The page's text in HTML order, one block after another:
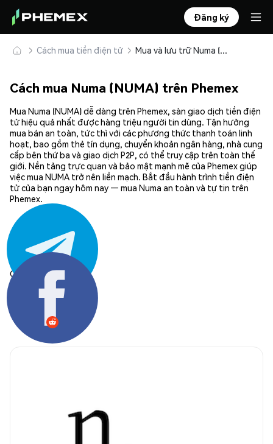
Đăng ký
Cách mua tiền điện tử Mua và lưu trữ Numa (NUMA) an toàn
Cách mua Numa (NUMA) trên Phemex
Mua Numa (NUMA) dễ dàng trên Phemex, sàn giao dịch tiền điện
tử hiệu quả nhất được hàng triệu người tin dùng. Tận hưởng
mua bán an toàn, tức thì với các phương thức thanh toán linh
hoạt, bao gồm thẻ tín dụng, chuyển khoản ngân hàng, nhà cung
cấp bên thứ ba và giao dịch P2P, có thể truy cập trên toàn thế
giới. Nền tảng trực quan và bảo mật mạnh mẽ của Phemex giúp
việc mua NUMA trở nên liền mạch. Bắt đầu hành trình tiền điện
tử của bạn ngay hôm nay — mua Numa an toàn và tự tin trên
Phemex.
Chia sẻ: